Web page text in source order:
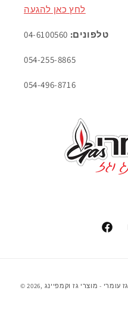
לחץ כאן להגעה
טלפונים:
054-255-8865
054-496-8716
© 2026, גז עומרי - מוצרי גז וקמפיינג